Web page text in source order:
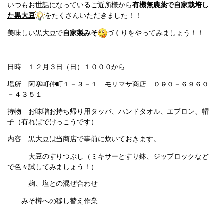
いつもお世話になっているご近所様から有機無農薬で自家栽培し
た黒大豆
をたくさんいただきました！！
美味しい黒大豆で自家製みそ づくりをやってみましょう！！
日時 １２月３日（日）１０００から
場所 阿寒町仲町１－３－１ モリマサ商店 ０９０－６９６０
－４３５１
持物 お味噌お持ち帰り用タッパ、ハンドタオル、エプロン、帽
子（有ればでけっこうです）
内容 黒大豆は当商店で事前に炊いておきます。
大豆のすりつぶし（ミキサーとすり鉢、ジップロックなど
で色々試してみましょう！）
麹、塩との混ぜ合わせ
みそ樽への移し替え作業